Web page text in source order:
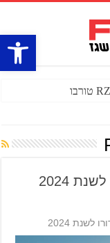
פתח
2024
2024